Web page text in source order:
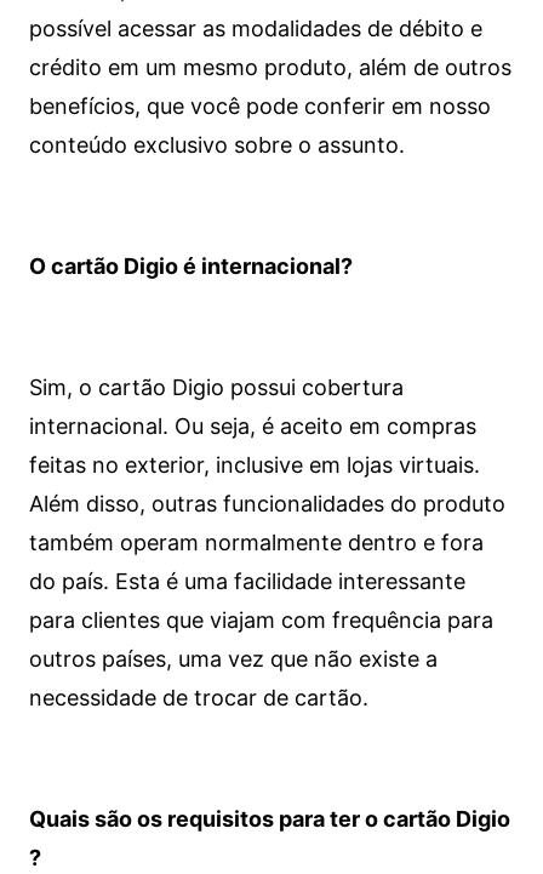
possível acessar as modalidades de débito e
crédito em um mesmo produto, além de outros
benefícios, que você pode conferir em nosso
conteúdo exclusivo sobre o assunto.
O cartão Digio é internacional?
Sim, o cartão Digio possui cobertura
internacional. Ou seja, é aceito em compras
feitas no exterior, inclusive em lojas virtuais.
Além disso, outras funcionalidades do produto
também operam normalmente dentro e fora
do país. Esta é uma facilidade interessante
para clientes que viajam com frequência para
outros países, uma vez que não existe a
necessidade de trocar de cartão.
Quais são os requisitos para ter o cartão Digio
?